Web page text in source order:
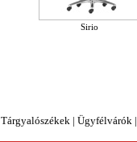
Sirio
Tárgyalószékek | Ügyfélvárók